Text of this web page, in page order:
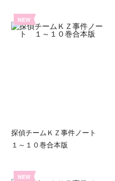
NEW
探偵チームＫＺ事件ノート
１～１０巻合本版
NEW